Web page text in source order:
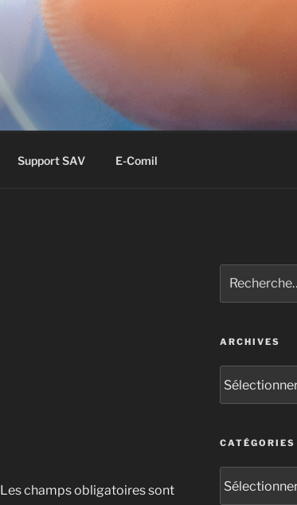
Support SAV E-Comil
Les champs obligatoires sont
ARCHIVES
CATÉGORIES